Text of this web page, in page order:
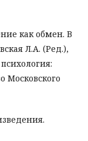
как обмен. В
Л.А. (Ред.),
Московского